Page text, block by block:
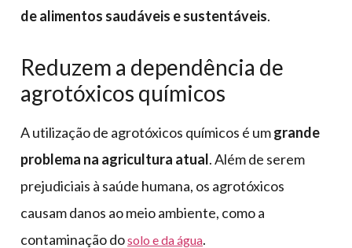
de alimentos saudáveis e sustentáveis.
Reduzem a dependência de
agrotóxicos químicos
A utilização de agrotóxicos químicos é umgrande
problema na agricultura atual. Além de serem
prejudiciais à saúde humana, os agrotóxicos
causam danos ao meio ambiente, como a
contaminação dosolo e da água.